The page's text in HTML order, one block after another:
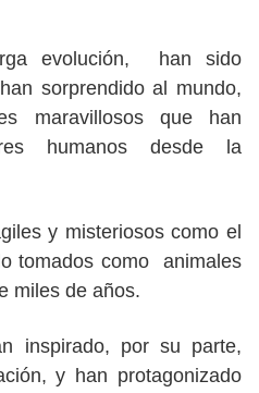
evolución, han sido
sorprendido al mundo,
maravillosos que han
humanos desde la
y misteriosos como el
tomados como animales
miles de años.
inspirado, por su parte,
y han protagonizado